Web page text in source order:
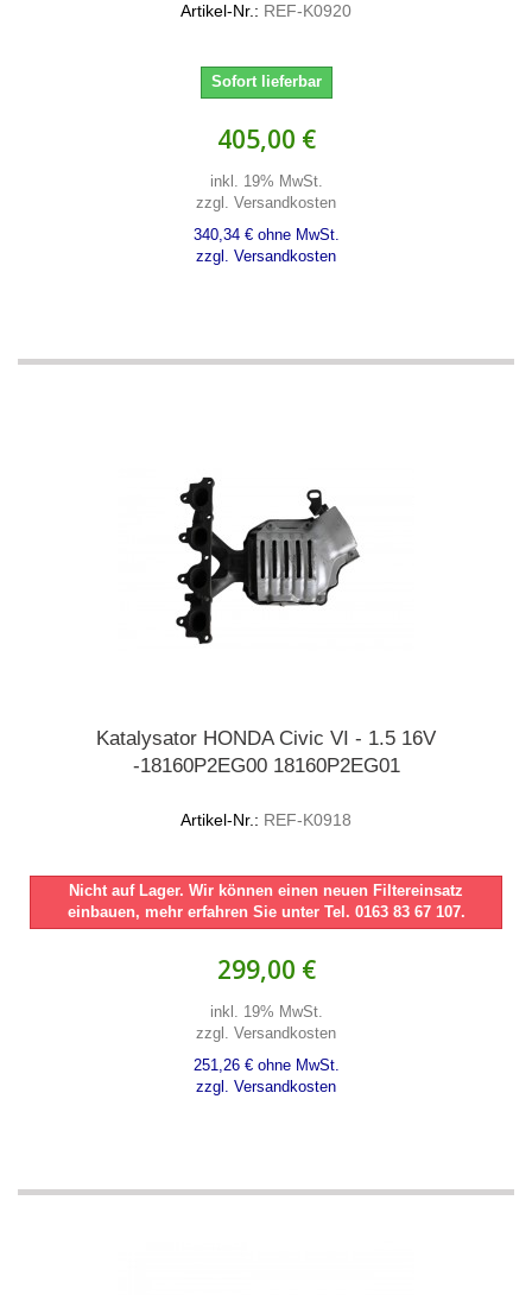
Artikel-Nr.: REF-K0920
Sofort lieferbar
405,00 €
inkl. 19% MwSt.
zzgl. Versandkosten
340,34 € ohne MwSt.
zzgl. Versandkosten
Katalysator HONDA Civic VI - 1.5 16V
-18160P2EG00 18160P2EG01
Artikel-Nr.: REF-K0918
Nicht auf Lager. Wir können einen neuen Filtereinsatz
einbauen, mehr erfahren Sie unter Tel. 0163 83 67 107.
299,00 €
inkl. 19% MwSt.
zzgl. Versandkosten
251,26 € ohne MwSt.
zzgl. Versandkosten